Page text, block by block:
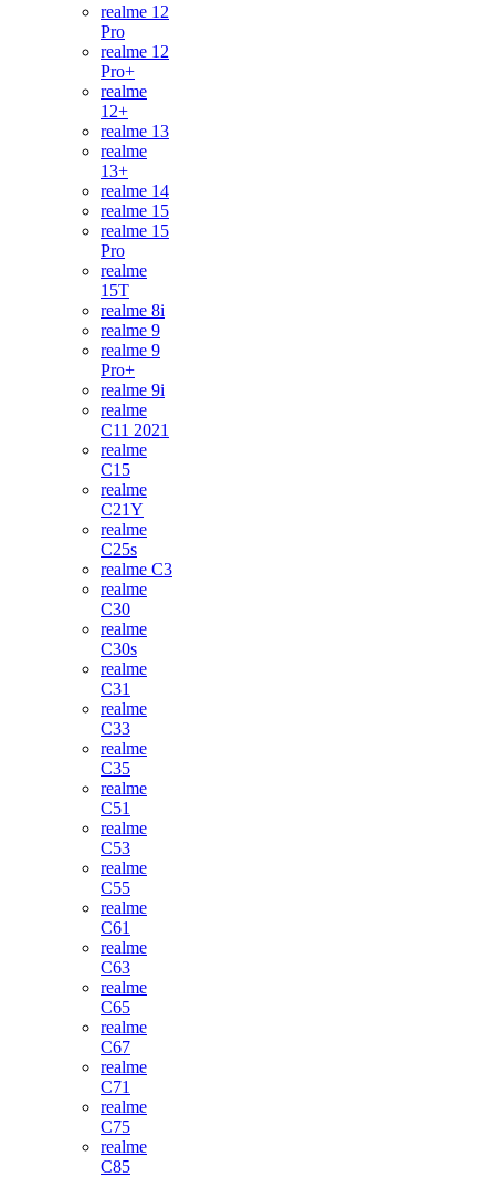
realme 12
Pro
realme 12
Pro+
realme
12+
realme 13
realme
13+
realme 14
realme 15
realme 15
Pro
realme
15T
realme 8i
realme 9
realme 9
Pro+
realme 9i
realme
C11 2021
realme
C15
realme
C21Y
realme
C25s
realme C3
realme
C30
realme
C30s
realme
C31
realme
C33
realme
C35
realme
C51
realme
C53
realme
C55
realme
C61
realme
C63
realme
C65
realme
C67
realme
C71
realme
C75
realme
C85